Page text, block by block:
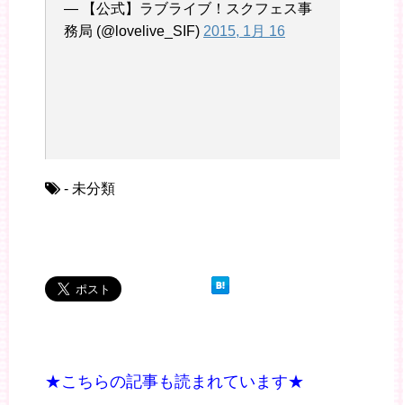
— 【公式】ラブライブ！スクフェス事
務局 (@lovelive_SIF) 2015, 1月 16
- 未分類
★こちらの記事も読まれています★